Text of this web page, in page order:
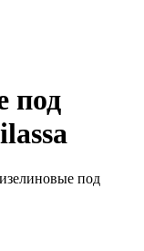
под
под